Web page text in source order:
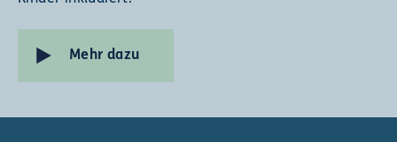
Mehr dazu